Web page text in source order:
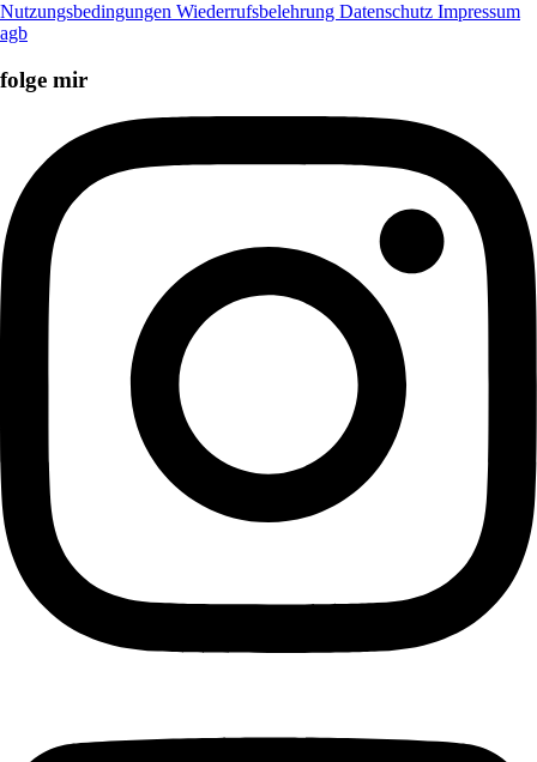
Nutzungsbedingungen Wiederrufsbelehrung Datenschutz Impressum
agb
folge mir